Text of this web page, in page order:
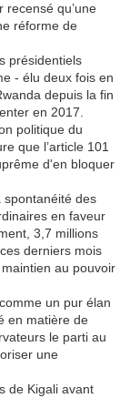
recensé qu’une
réforme de
présidentiels
- élu deux fois en
depuis la fin
en 2017.
politique du
que l’article 101
d'en bloquer
spontanéité des
en faveur
3,7 millions
derniers mois
au pouvoir
un pur élan
en matière de
le parti au
une
de Kigali avant